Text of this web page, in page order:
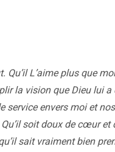
L’aime plus que
la vision que Dieu lui a
service envers moi et
soit doux de cœur et
sait vraiment bien